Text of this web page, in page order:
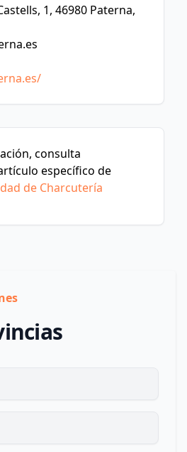
1, 46980 Paterna,
consulta
específico de
de Charcutería